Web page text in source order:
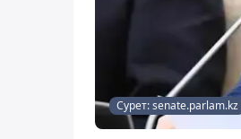
Сурет: senate.parlam.kz